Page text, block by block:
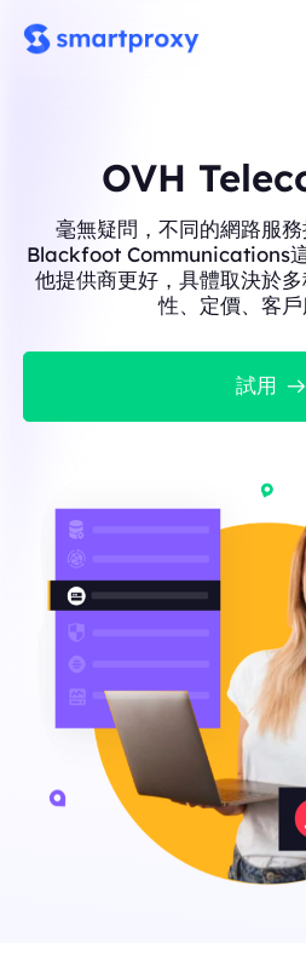
OVH
毫無疑問，不同的網路服
Blackfoot Communications
他提供商更好，具體取決於
性、定價、客戶
試用